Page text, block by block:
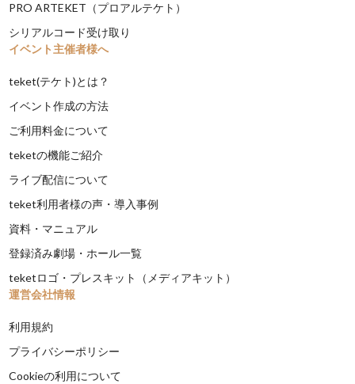
PRO ARTEKET（プロアルテケト）
シリアルコード受け取り
イベント主催者様へ
teket(テケト)とは？
イベント作成の方法
ご利用料金について
teketの機能ご紹介
ライブ配信について
teket利用者様の声・導入事例
資料・マニュアル
登録済み劇場・ホール一覧
teketロゴ・プレスキット（メディアキット）
運営会社情報
利用規約
プライバシーポリシー
Cookieの利用について